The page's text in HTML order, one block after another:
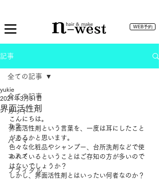
WEB予約
記事
全ての記事
カット
カラー
パーマ
コスメ
ブライダル
全ての記事
界面活性剤
yukie
2021年3月31日
こんにちは。
界面活性剤という言葉を、一度は耳にしたこと
があるかと思います。
色々な化粧品やシャンプー、台所洗剤などで使
われているということはご存知の方が多いので
はないでしょうか？
しかし、界面活性剤とはいったい何者なのか？